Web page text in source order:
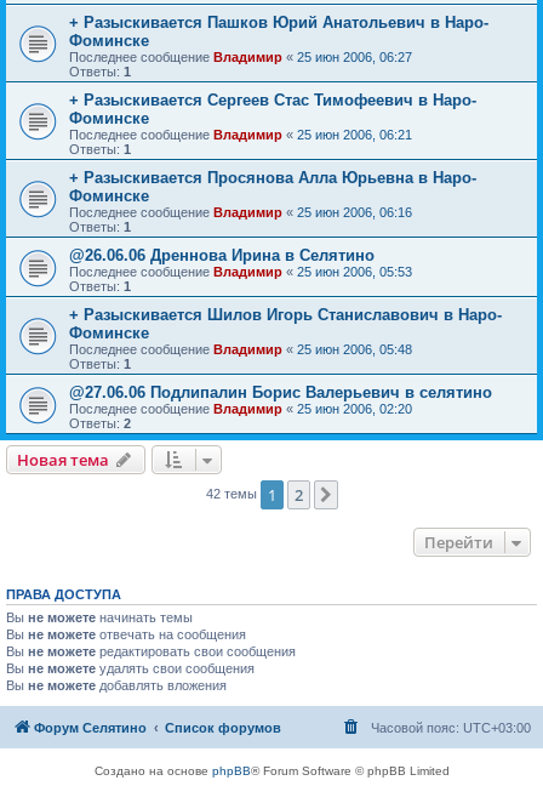
+ Разыскивается Пашков Юрий Анатольевич в Наро-
Фоминске
Последнее сообщение Владимир « 25 июн 2006, 06:27
Ответы: 1
+ Разыскивается Сергеев Стас Тимофеевич в Наро-
Фоминске
Последнее сообщение Владимир « 25 июн 2006, 06:21
Ответы: 1
+ Разыскивается Просянова Алла Юрьевна в Наро-
Фоминске
Последнее сообщение Владимир « 25 июн 2006, 06:16
Ответы: 1
@26.06.06 Дреннова Ирина в Селятино
Последнее сообщение Владимир « 25 июн 2006, 05:53
Ответы: 1
+ Разыскивается Шилов Игорь Станиславович в Наро-
Фоминске
Последнее сообщение Владимир « 25 июн 2006, 05:48
Ответы: 1
@27.06.06 Подлипалин Борис Валерьевич в селятино
Последнее сообщение Владимир « 25 июн 2006, 02:20
Ответы: 2
Новая тема
42 темы 1 2
Перейти
ПРАВА ДОСТУПА
Вы не можете начинать темы
Вы не можете отвечать на сообщения
Вы не можете редактировать свои сообщения
Вы не можете удалять свои сообщения
Вы не можете добавлять вложения
Форум Селятино Список форумов Часовой пояс: UTC+03:00
Создано на основе phpBB® Forum Software © phpBB Limited